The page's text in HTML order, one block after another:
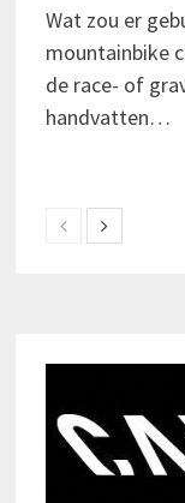
Wat zou er
mountainbike
de race- of
handvatten…